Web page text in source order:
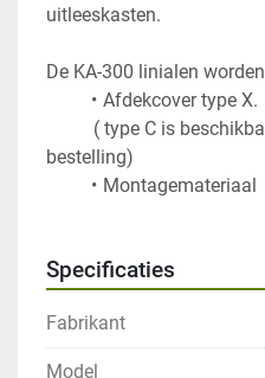
uitleeskasten.
De KA-300 linialen
Afdekcover type X.
bestelling)
Montagemateriaal
Specificaties
Fabrikant
Model